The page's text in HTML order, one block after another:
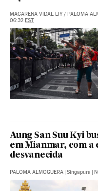
MACARENA VIDAL LIY / PALOMA
06:32 EST
Aung San Suu Kyi
em Mianmar, com a
desvanecida
PALOMA ALMOGUERA | Singapura |